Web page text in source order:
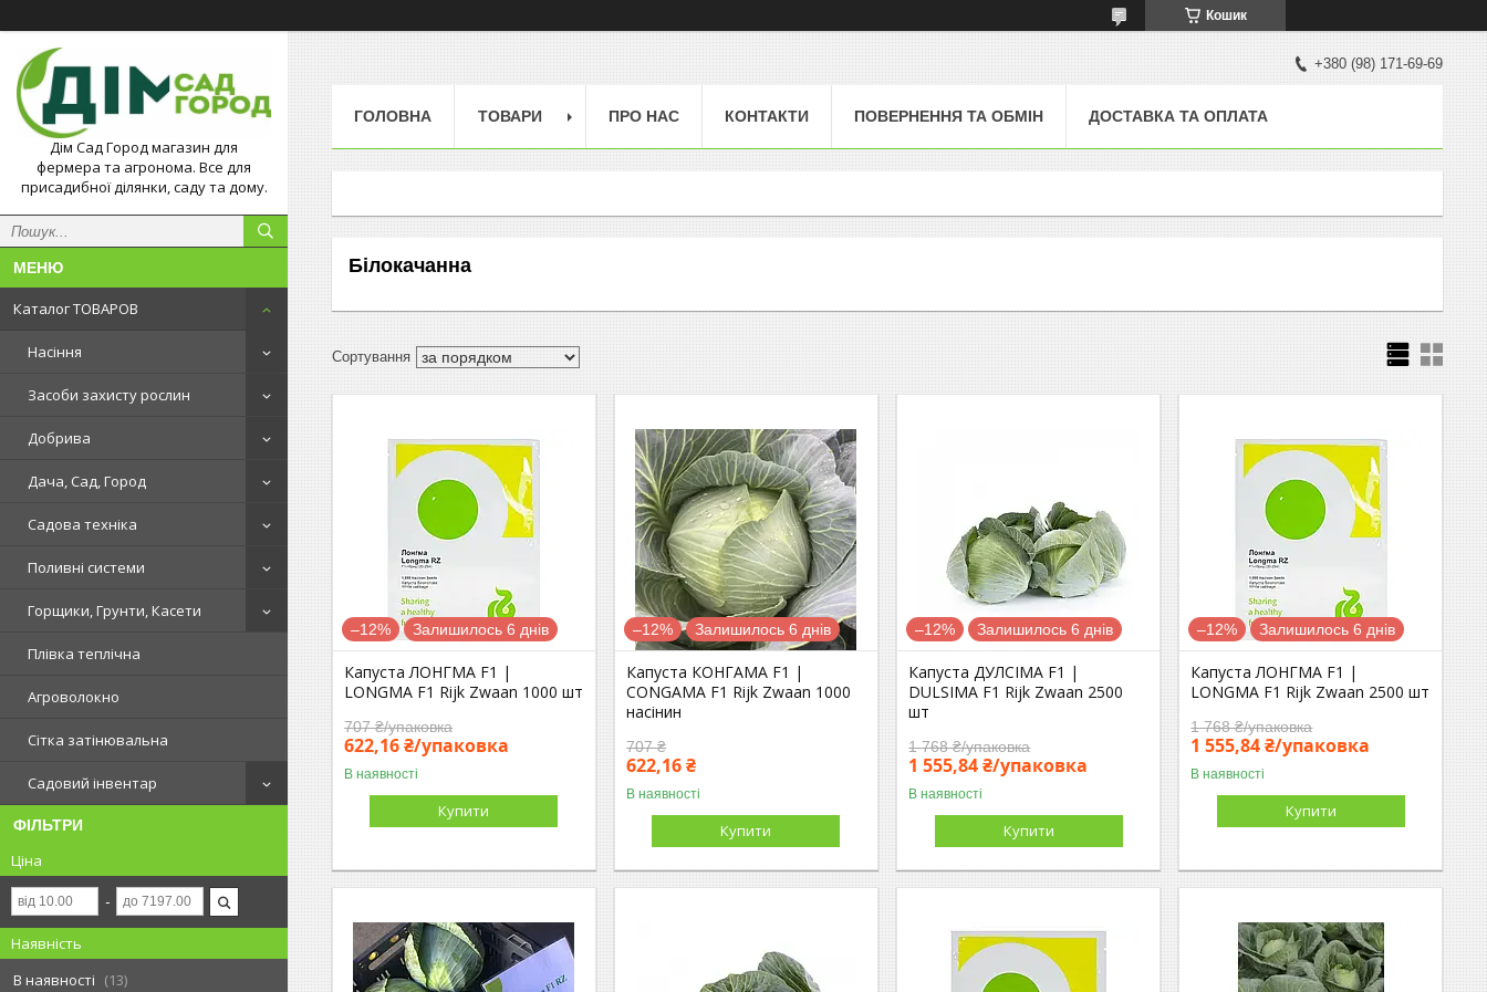
Кошик
Дім Сад Город магазин для
фермера та агронома. Все для
присадибної ділянки, саду та дому.
Каталог ТОВАРОВ
Насіння
Засоби захисту рослин
Добрива
Дача, Сад, Город
Садова техніка
Поливні системи
Горщики, Грунти, Касети
Плівка теплічна
Агроволокно
Сітка затінювальна
Садовий інвентар
ФІЛЬТРИ
Ціна
Наявність
В наявності
13
+380 (98) 171-69-69
ГОЛОВНА ТОВАРИ ПРО НАС КОНТАКТИ ПОВЕРНЕННЯ ТА ОБМІН ДОСТАВКА ТА ОПЛАТА
Білокачанна
–12% Залишилось 6 днів
Капуста ЛОНГМА F1 |
LONGMA F1 Rijk Zwaan 1000 шт
707 ₴/упаковка
622,16 ₴/упаковка
В наявності
Купити
–12% Залишилось 6 днів
Капуста КОНГАМА F1 |
CONGAMA F1 Rijk Zwaan 1000
насінин
707 ₴
622,16 ₴
В наявності
Купити
–12% Залишилось 6 днів
Капуста ДУЛСІМА F1 |
DULSIMA F1 Rijk Zwaan 2500
шт
1 768 ₴/упаковка
1 555,84 ₴/упаковка
В наявності
Купити
–12% Залишилось 6 днів
Капуста ЛОНГМА F1 |
LONGMA F1 Rijk Zwaan 2500 шт
1 768 ₴/упаковка
1 555,84 ₴/упаковка
В наявності
Купити